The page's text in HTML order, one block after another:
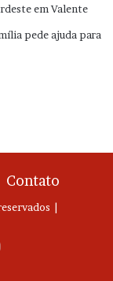
em Valente
pede ajuda para
Contato
|
Instagram